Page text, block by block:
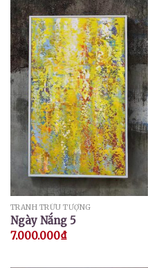
TRANH TRỪU TƯỢNG
Ngày Nắng 5
7.000.000₫